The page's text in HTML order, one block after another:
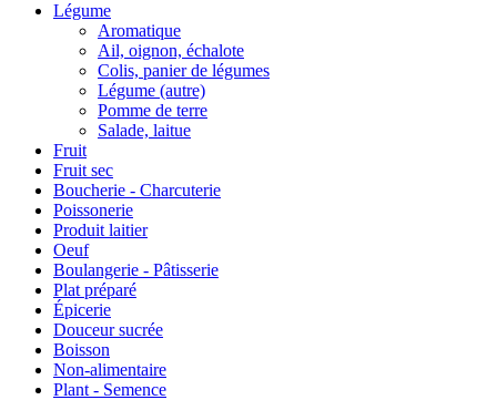
Légume
Aromatique
Ail, oignon, échalote
Colis, panier de légumes
Légume (autre)
Pomme de terre
Salade, laitue
Fruit
Fruit sec
Boucherie - Charcuterie
Poissonerie
Produit laitier
Oeuf
Boulangerie - Pâtisserie
Plat préparé
Épicerie
Douceur sucrée
Boisson
Non-alimentaire
Plant - Semence